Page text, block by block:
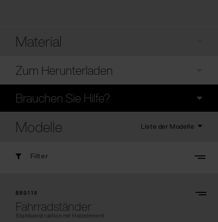
Material
Zum Herunterladen
Brauchen Sie Hilfe?
Modelle Liste der Modelle
Filter
BBQ110
Fahrradständer
Stahlkonstruktion mit Holzelement